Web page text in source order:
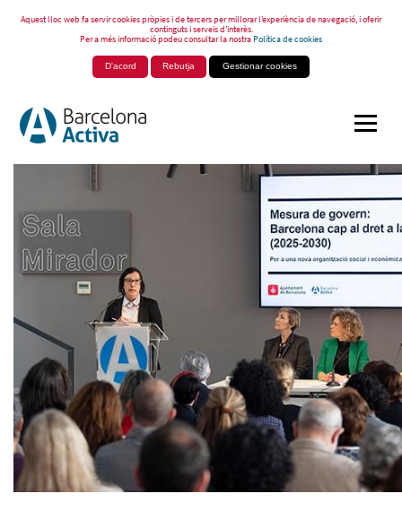
Aquest lloc web fa servir cookies pròpies i de tercers per millorar l’experiència de navegació, i oferir
continguts i serveis d’interès.
Per a més informació podeu consultar la nostraPolítica de cookies
D'acord Rebutja Gestionar cookies